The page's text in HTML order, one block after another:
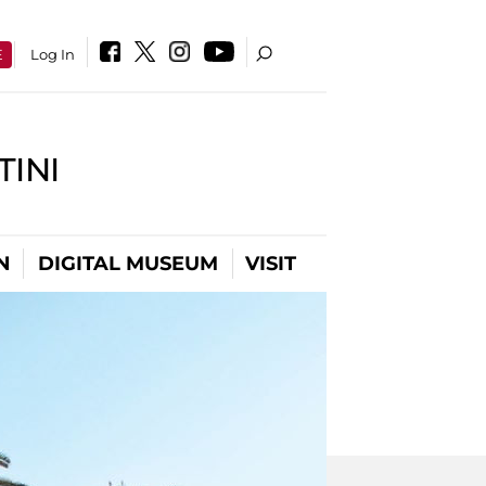
Log In
DIGITAL MUSEUM VISIT